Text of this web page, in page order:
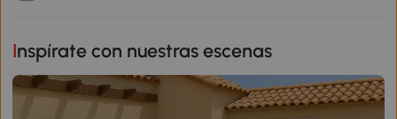
Inspírate con nuestras escenas